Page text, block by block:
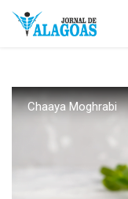
Chaaya Moghrabi